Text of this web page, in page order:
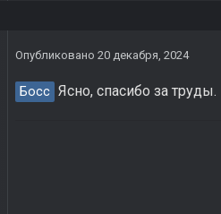
Опубликовано 20 декабря, 2024
Босс Ясно, спасибо за